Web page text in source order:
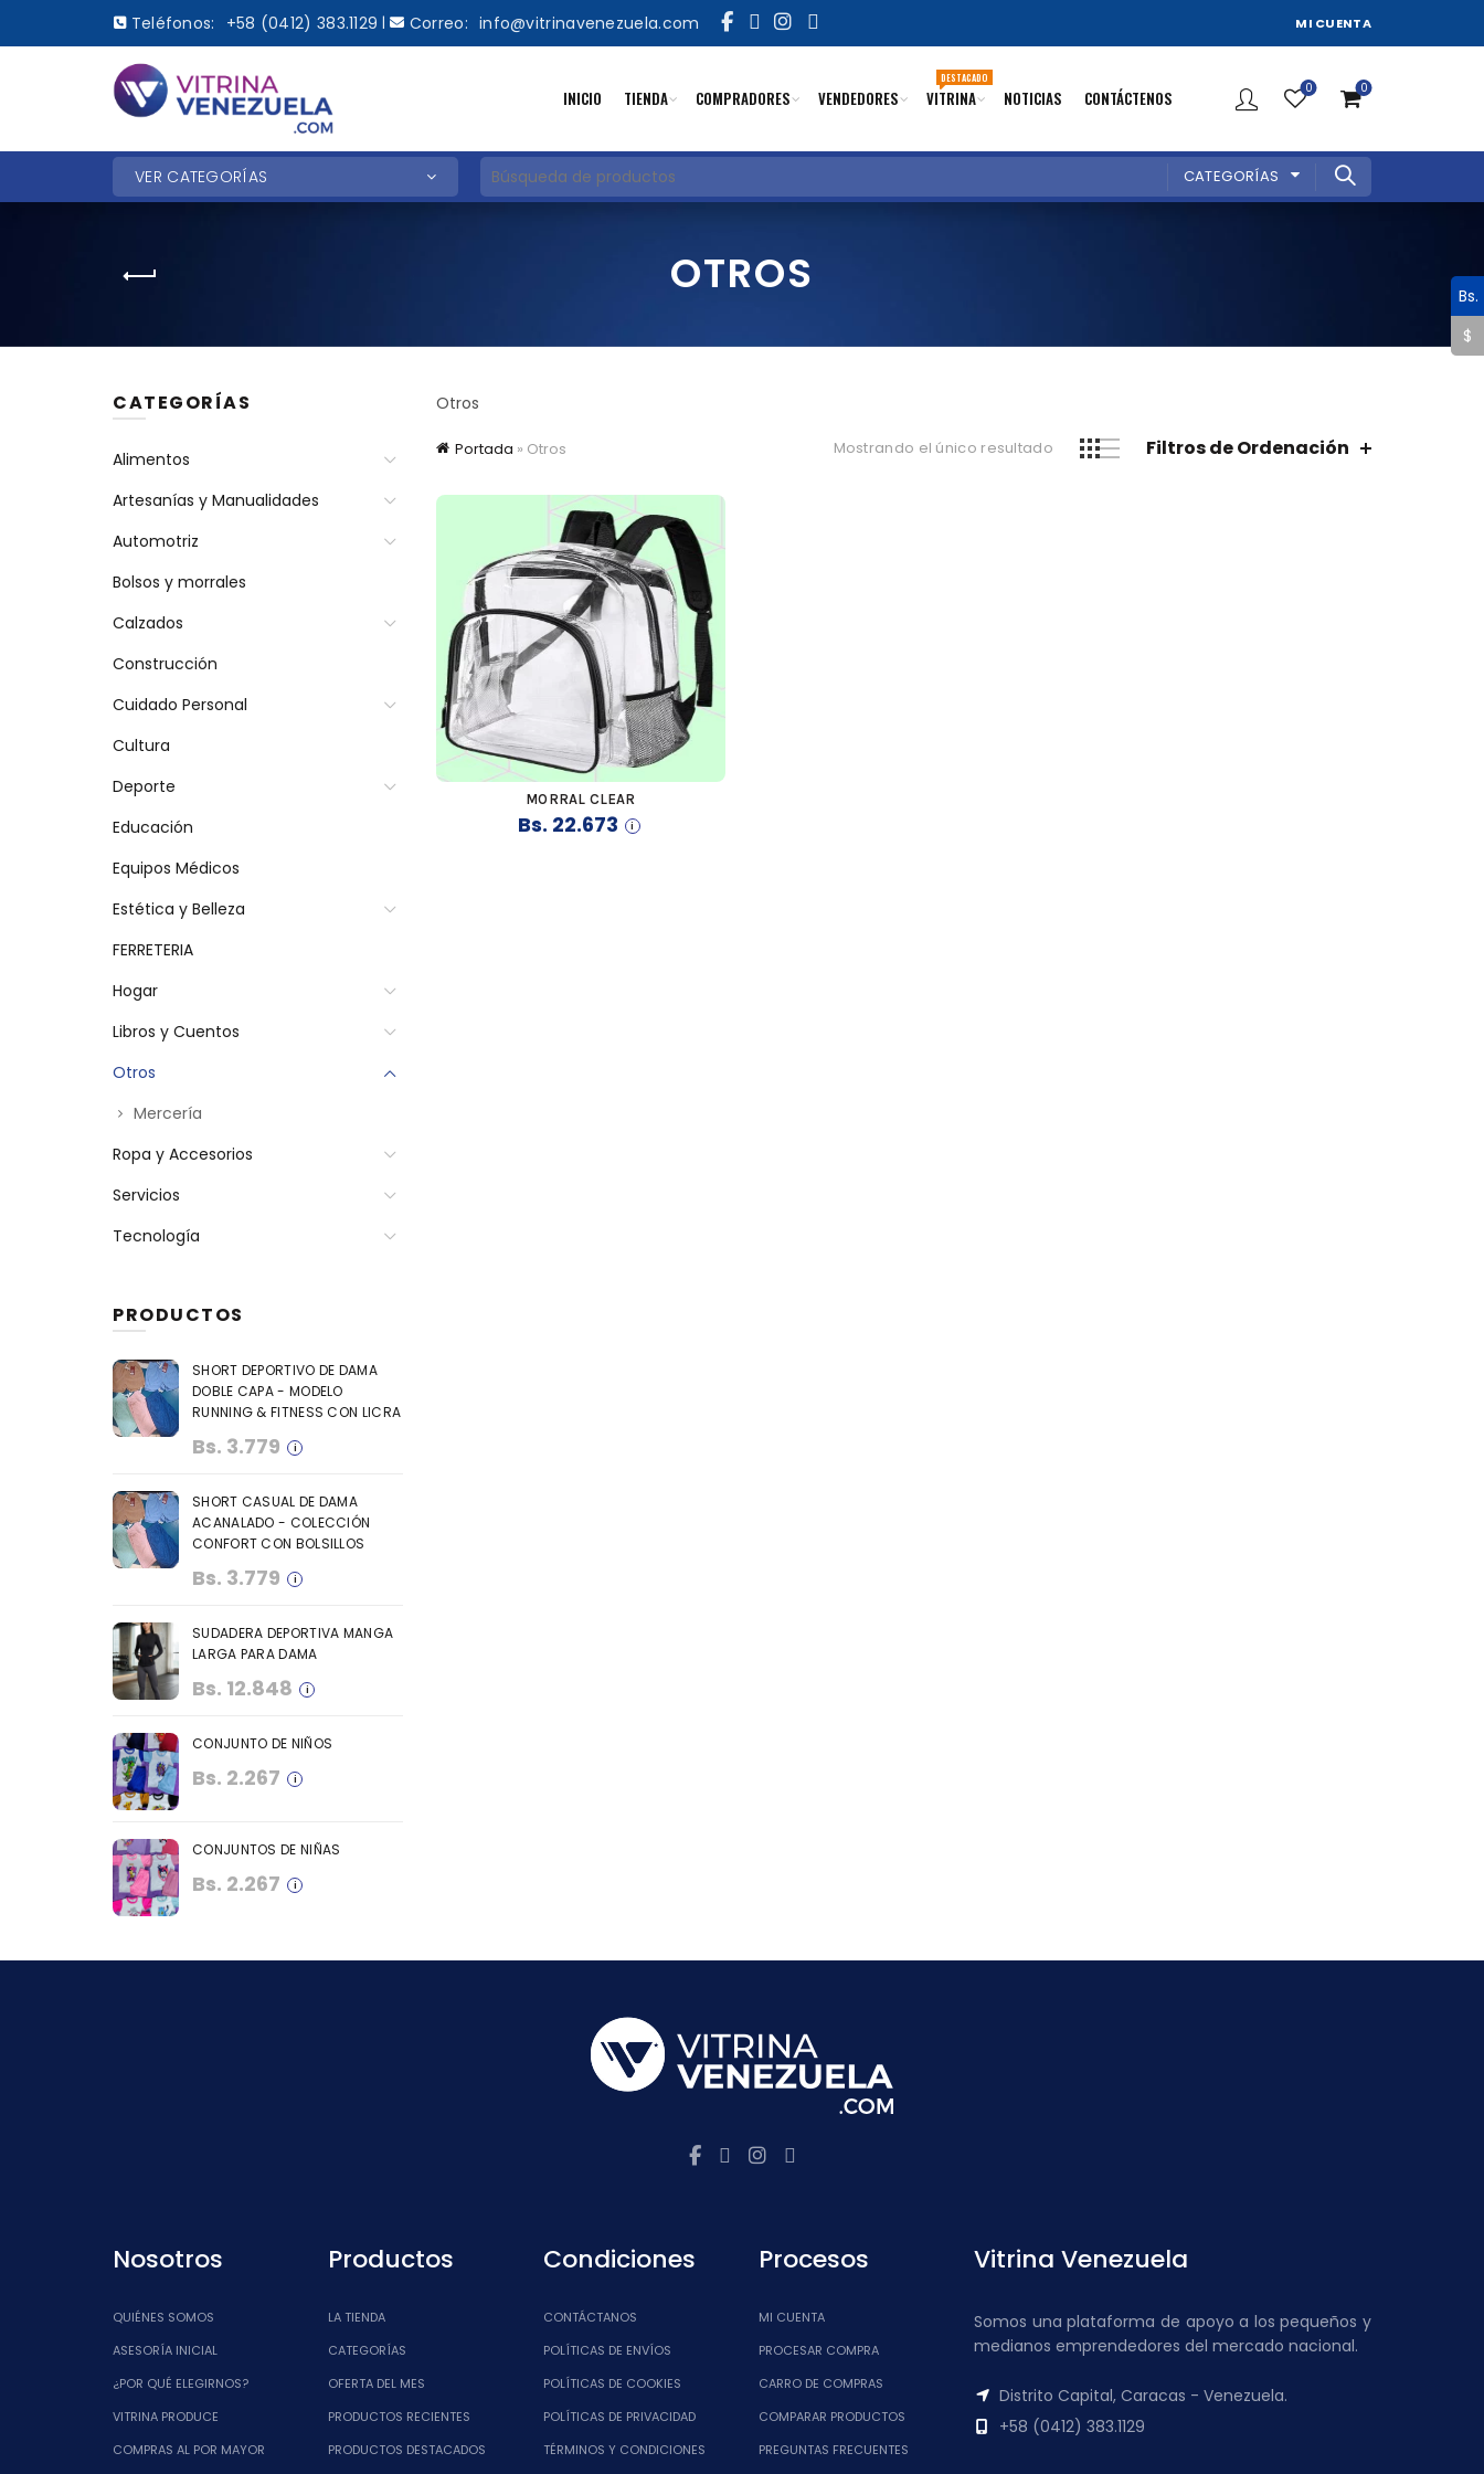
Teléfonos: +58 (0412) 383.1129 | Correo: info@vitrinavenezuela.com MI CUENTA
INICIO TIENDA COMPRADORES VENDEDORES VITRINA
DESTACADO
NOTICIAS CONTÁCTENOS 0 0
VER CATEGORÍAS Buscar CATEGORÍAS
OTROS
Otros
Portada » Otros Mostrando el único resultado Filtros de Ordenación
COMPRAR
MORRAL CLEAR
Bs. 22.673
CATEGORÍAS
Alimentos
Artesanías y Manualidades
Automotriz
Bolsos y morrales
Calzados
Construcción
Cuidado Personal
Cultura
Deporte
Educación
Equipos Médicos
Estética y Belleza
FERRETERIA
Hogar
Libros y Cuentos
Otros
Mercería
Ropa y Accesorios
Servicios
Tecnología
PRODUCTOS
SHORT DEPORTIVO DE DAMA
DOBLE CAPA - MODELO
RUNNING & FITNESS CON LICRA
Bs. 3.779
SHORT CASUAL DE DAMA
ACANALADO - COLECCIÓN
CONFORT CON BOLSILLOS
Bs. 3.779
SUDADERA DEPORTIVA MANGA
LARGA PARA DAMA
Bs. 12.848
CONJUNTO DE NIÑOS
Bs. 2.267
CONJUNTOS DE NIÑAS
Bs. 2.267
Nosotros
QUIÉNES SOMOS
ASESORÍA INICIAL
¿POR QUÉ ELEGIRNOS?
VITRINA PRODUCE
COMPRAS AL POR MAYOR
Productos
LA TIENDA
CATEGORÍAS
OFERTA DEL MES
PRODUCTOS RECIENTES
PRODUCTOS DESTACADOS
Condiciones
CONTÁCTANOS
POLÍTICAS DE ENVÍOS
POLÍTICAS DE COOKIES
POLÍTICAS DE PRIVACIDAD
TÉRMINOS Y CONDICIONES
Procesos
MI CUENTA
PROCESAR COMPRA
CARRO DE COMPRAS
COMPARAR PRODUCTOS
PREGUNTAS FRECUENTES
Vitrina Venezuela
Somos una plataforma de apoyo a los pequeños y
medianos emprendedores del mercado nacional.
Distrito Capital, Caracas - Venezuela.
+58 (0412) 383.1129
Bs.
$